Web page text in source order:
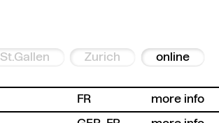
St.Gallen Zurich online
FR more info